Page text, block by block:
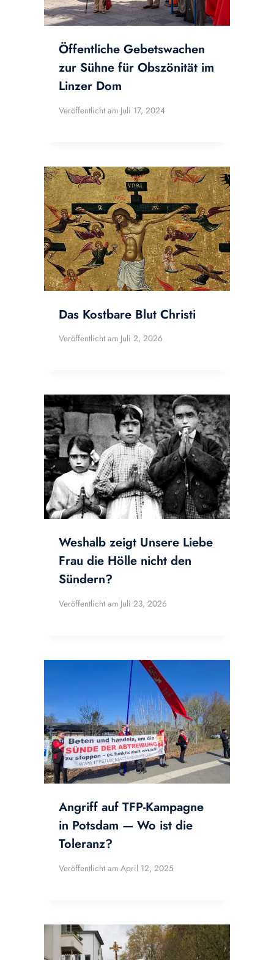
Öffentliche Gebetswachen
zur Sühne für Obszönität im
Linzer Dom
Veröffentlicht am Juli 17, 2024
Das Kostbare Blut Christi
Veröffentlicht am Juli 2, 2026
Weshalb zeigt Unsere Liebe
Frau die Hölle nicht den
Sündern?
Veröffentlicht am Juli 23, 2026
Angriff auf TFP-Kampagne
in Potsdam — Wo ist die
Toleranz?
Veröffentlicht am April 12, 2025